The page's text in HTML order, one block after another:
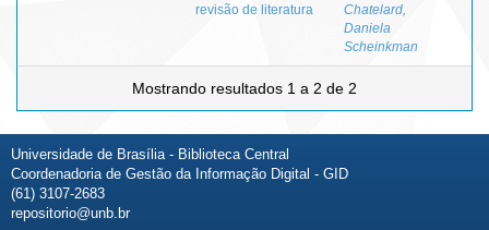
revisão de literatura
Chatelard,
Daniela
Scheinkman
Mostrando resultados 1 a 2 de 2
Universidade de Brasília - Biblioteca Central
Coordenadoria de Gestão da Informação Digital - GID
(61) 3107-2683
repositorio@unb.br